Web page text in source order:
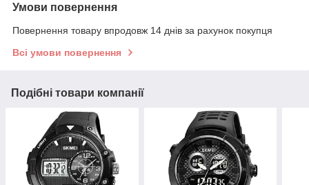
Умови повернення
Повернення товару впродовж 14 днів за рахунок покупця
Всі умови повернення
Подібні товари компанії